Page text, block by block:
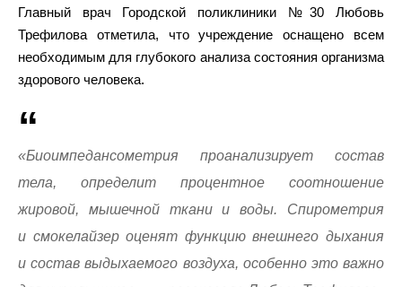
Главный врач Городской поликлиники №30 Любовь
Трефилова отметила, что учреждение оснащено всем
необходимым для глубокого анализа состояния организма
здорового человека.
«Биоимпедансометрия проанализирует состав
тела, определит процентное соотношение
жировой, мышечной ткани и воды. Спирометрия
и смокелайзер оценят функцию внешнего дыхания
и состав выдыхаемого воздуха, особенно это важно